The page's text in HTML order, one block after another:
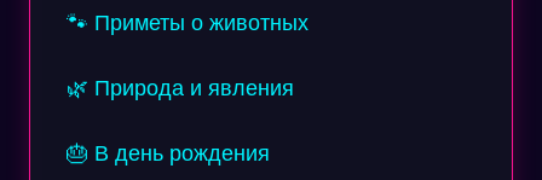
🐾 Приметы о животных
🌿 Природа и явления
🎂 В день рождения